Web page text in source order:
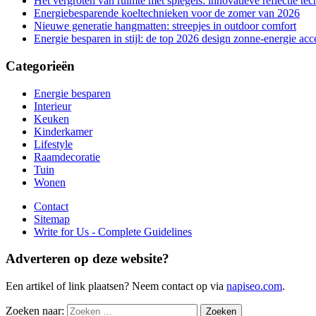
Energiebesparende koeltechnieken voor de zomer van 2026
Nieuwe generatie hangmatten: streepjes in outdoor comfort
Energie besparen in stijl: de top 2026 design zonne-energie
Categorieën
Energie besparen
Interieur
Keuken
Kinderkamer
Lifestyle
Raamdecoratie
Tuin
Wonen
Contact
Sitemap
Write for Us - Complete Guidelines
Adverteren op deze website?
Een artikel of link plaatsen? Neem contact op via napiseo.com.
Zoeken naar: